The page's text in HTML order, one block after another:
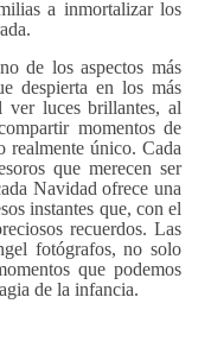
a inmortalizar los
de los aspectos más
despierta en los más
ver luces brillantes, al
momentos de
realmente único. Cada
que merecen ser
Navidad ofrece una
instantes que, con el
recuerdos. Las
fotógrafos, no solo
que podemos
de la infancia.